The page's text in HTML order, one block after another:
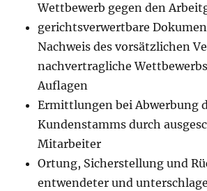
Wettbewerb gegen den
gerichtsverwertbare
Nachweis des vorsätzlichen
nachvertragliche
Auflagen
Ermittlungen bei Abwerbung
Kundenstamms durch
Mitarbeiter
Ortung, Sicherstellung und
entwendeter und